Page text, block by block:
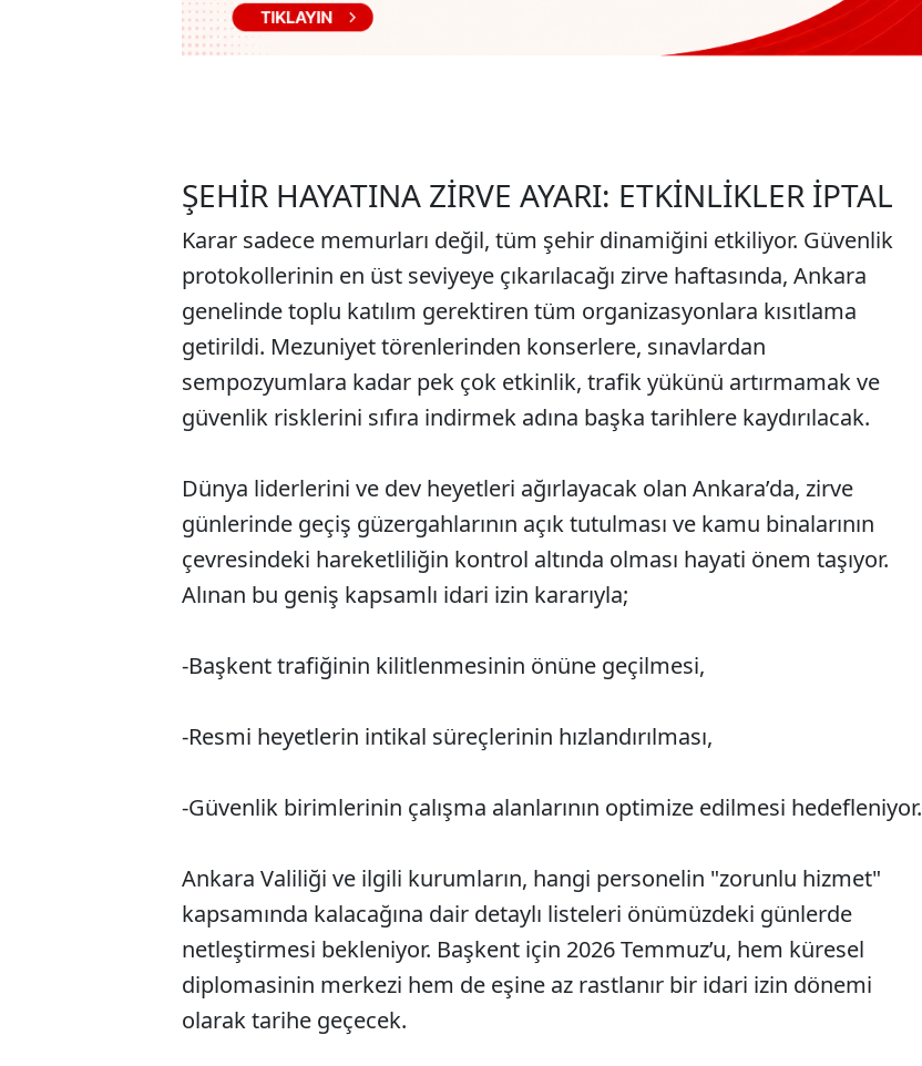
ŞEHİR HAYATINA ZİRVE AYARI: ETKİNLİKLER İPTAL
Karar sadece memurları değil, tüm şehir dinamiğini etkiliyor. Güvenlik
protokollerinin en üst seviyeye çıkarılacağı zirve haftasında, Ankara
genelinde toplu katılım gerektiren tüm organizasyonlara kısıtlama
getirildi. Mezuniyet törenlerinden konserlere, sınavlardan
sempozyumlara kadar pek çok etkinlik, trafik yükünü artırmamak ve
güvenlik risklerini sıfıra indirmek adına başka tarihlere kaydırılacak.
Dünya liderlerini ve dev heyetleri ağırlayacak olan Ankara’da, zirve
günlerinde geçiş güzergahlarının açık tutulması ve kamu binalarının
çevresindeki hareketliliğin kontrol altında olması hayati önem taşıyor.
Alınan bu geniş kapsamlı idari izin kararıyla;
-Başkent trafiğinin kilitlenmesinin önüne geçilmesi,
-Resmi heyetlerin intikal süreçlerinin hızlandırılması,
-Güvenlik birimlerinin çalışma alanlarının optimize edilmesi hedefleniyor.
Ankara Valiliği ve ilgili kurumların, hangi personelin "zorunlu hizmet"
kapsamında kalacağına dair detaylı listeleri önümüzdeki günlerde
netleştirmesi bekleniyor. Başkent için 2026 Temmuz’u, hem küresel
diplomasinin merkezi hem de eşine az rastlanır bir idari izin dönemi
olarak tarihe geçecek.